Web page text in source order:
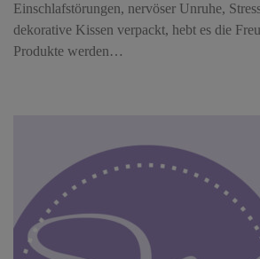
Einschlafstörungen, nervöser Unruhe,
dekorative Kissen verpackt, hebt es die
Produkte werden…